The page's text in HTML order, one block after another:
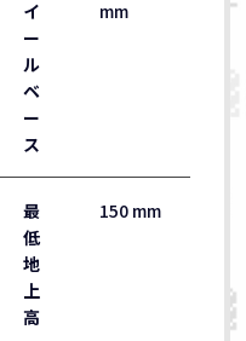
イ
ー
ル
ベ
ー
ス
mm
最
低
地
上
高
150 mm